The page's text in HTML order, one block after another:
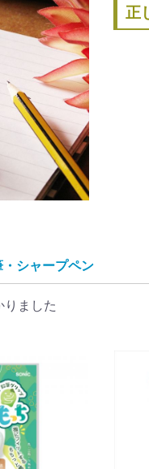
正
・シャープペン
りました